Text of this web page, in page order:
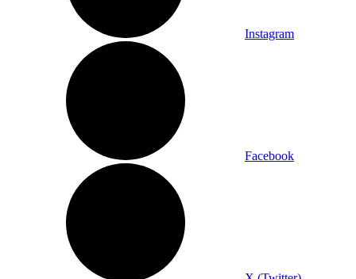
Instagram
Facebook